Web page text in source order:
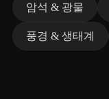
암석 & 광물
풍경 & 생태계